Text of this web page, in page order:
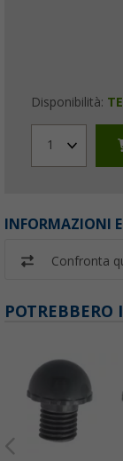
Disponibilità:
1
INFORMAZIONI
Confronta
POTREBBERO